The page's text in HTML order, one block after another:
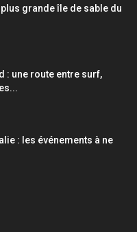
grande île de sable du
: une route entre surf,
: les événements à ne